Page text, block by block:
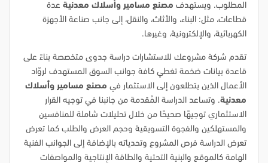
المطلوب. ويستهدف مصنع مسامير وأسلاك معدنية عدة
قطاعات، مثل: البناء، والأثاث، والنقل، إلى جانب صناعة الأجهزة
الكهربائية، والإلكترونية، وغيرها.
تقدم شركة مشروعك للاستشارات دراسة جدوى متخصصة بناءً على
قاعدة بيانات ضخمة تغطي كافة جوانب السوق المستهدف لروّاد
الأعمال الذين يتطلعون إلى الاستثمار في مصنع مسامير وأسلاك
معدنية. وتساعد الدراسة المُقدمة من جانبنا في توجيه القرار
الاستثماري توجيهًا صحيحًا من خلال تحليلات شاملة للمنافسين
والمستهلكين والفجوة التسويقية وحجم العرض والطلب كما تعرض
تعرض الدراسة فرص المشروع وتحدياته بالإضافة إلى الجوانب الفنية
الهامة كالموقع والبنية التحتية والطاقة الإنتاجية والمواصفات